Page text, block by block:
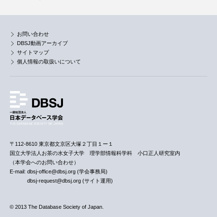
お問い合わせ
DBSJ動画アーカイブ
サイトマップ
個人情報の取扱いについて
〒112-8610 東京都文京区大塚２丁目１ー１
国立大学法人お茶の水女子大学 理学部情報科学科 小口正人研究室内
（本学会へのお問い合わせ）
E-mail: dbsj-office@dbsj.org (学会事務局)
dbsj-request@dbsj.org (サイト運用)
© 2013 The Database Society of Japan.